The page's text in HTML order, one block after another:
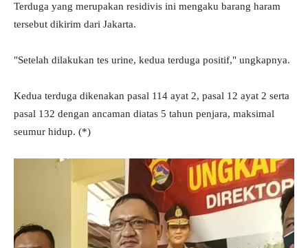
Terduga yang merupakan residivis ini mengaku barang haram
tersebut dikirim dari Jakarta.
"Setelah dilakukan tes urine, kedua terduga positif," ungkapnya.
Kedua terduga dikenakan pasal 114 ayat 2, pasal 12 ayat 2 serta
pasal 132 dengan ancaman diatas 5 tahun penjara, maksimal
seumur hidup. (*)